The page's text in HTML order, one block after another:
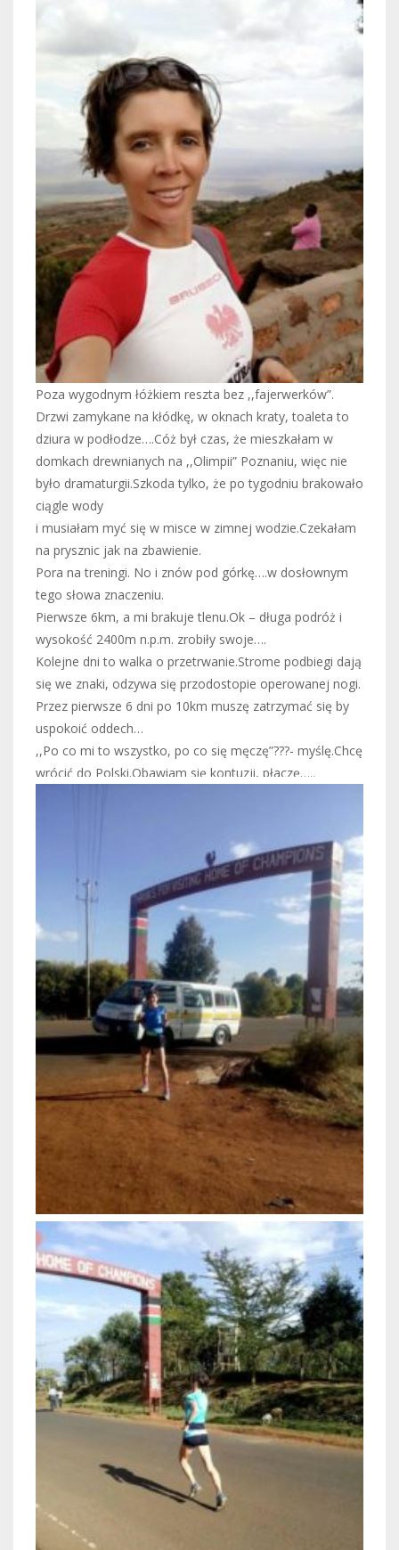
Poza wygodnym łóżkiem reszta bez ,,fajerwerków”.
Drzwi zamykane na kłódkę, w oknach kraty, toaleta to
dziura w podłodze….Cóż był czas, że mieszkałam w
domkach drewnianych na ,,Olimpii” Poznaniu, więc nie
było dramaturgii.Szkoda tylko, że po tygodniu brakowało
ciągle wody
i musiałam myć się w misce w zimnej wodzie.Czekałam
na prysznic jak na zbawienie.
Pora na treningi. No i znów pod górkę….w dosłownym
tego słowa znaczeniu.
Pierwsze 6km, a mi brakuje tlenu.Ok – długa podróż i
wysokość 2400m n.p.m. zrobiły swoje….
Kolejne dni to walka o przetrwanie.Strome podbiegi dają
się we znaki, odzywa się przodostopie operowanej nogi.
Przez pierwsze 6 dni po 10km muszę zatrzymać się by
uspokoić oddech…
,,Po co mi to wszystko, po co się męczę”???- myślę.Chcę
wrócić do Polski.Obawiam się kontuzji, płaczę…..